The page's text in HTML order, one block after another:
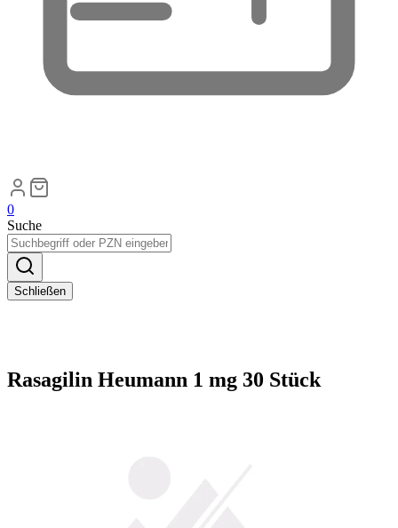
0
Suche
Schließen
Rasagilin Heumann 1 mg 30 Stück